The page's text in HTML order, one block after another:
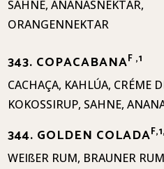
SAHNE, ANANASNEKTAR,
ORANGENNEKTAR
343. COPACABANAF ,1
CACHAÇA, KAHLÚA, CRÉME
KOKOSSIRUP, SAHNE,
344. GOLDEN COLADA
WEIßER RUM, BRAUNER